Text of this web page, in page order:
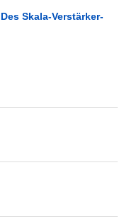
Skala-Verstärker-